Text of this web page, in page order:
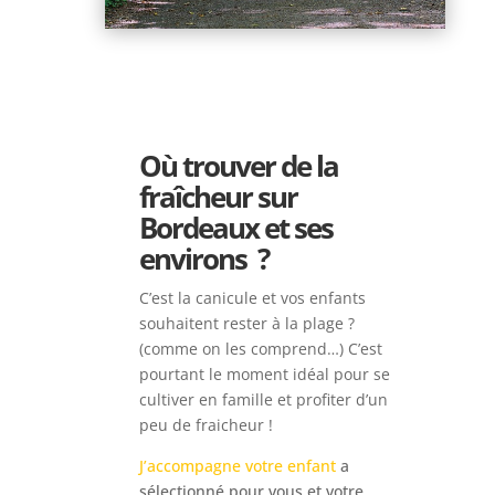
Où trouver de la
fraîcheur sur
Bordeaux et ses
environs ?
C’est la canicule et vos enfants
souhaitent rester à la plage ?
(comme on les comprend…) C’est
pourtant le moment idéal pour se
cultiver en famille et profiter d’un
peu de fraicheur !
J’accompagne votre enfanta
sélectionné pour vous et votre